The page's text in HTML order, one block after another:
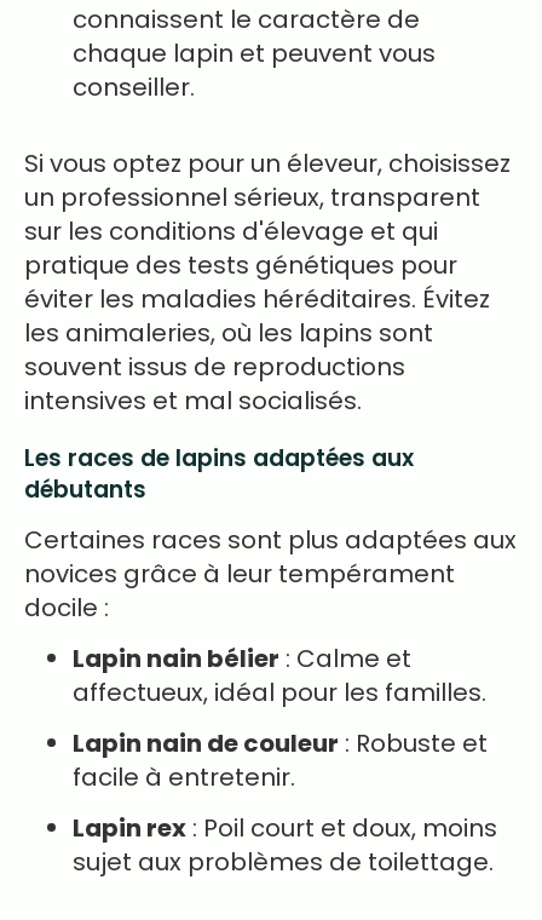
connaissent le caractère de
chaque lapin et peuvent vous
conseiller.
Si vous optez pour un éleveur, choisissez
un professionnel sérieux, transparent
sur les conditions d'élevage et qui
pratique des tests génétiques pour
éviter les maladies héréditaires. Évitez
les animaleries, où les lapins sont
souvent issus de reproductions
intensives et mal socialisés.
Les races de lapins adaptées aux
débutants
Certaines races sont plus adaptées aux
novices grâce à leur tempérament
docile :
Lapin nain bélier : Calme et
affectueux, idéal pour les familles.
Lapin nain de couleur : Robuste et
facile à entretenir.
Lapin rex : Poil court et doux, moins
sujet aux problèmes de toilettage.